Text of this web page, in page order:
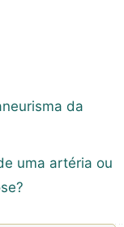
da
uma artéria ou